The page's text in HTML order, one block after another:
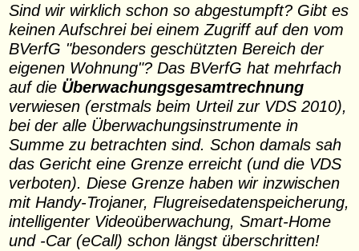
Sind wir wirklich schon so abgestumpft? Gibt es
keinen Aufschrei bei einem Zugriff auf den vom
BVerfG "besonders geschützten Bereich der
eigenen Wohnung"? Das BVerfG hat mehrfach
auf die Überwachungsgesamtrechnung
verwiesen (erstmals beim Urteil zur VDS 2010),
bei der alle Überwachungsinstrumente in
Summe zu betrachten sind. Schon damals sah
das Gericht eine Grenze erreicht (und die VDS
verboten). Diese Grenze haben wir inzwischen
mit Handy-Trojaner, Flugreisedatenspeicherung,
intelligenter Videoüberwachung, Smart-Home
und -Car (eCall) schon längst überschritten!